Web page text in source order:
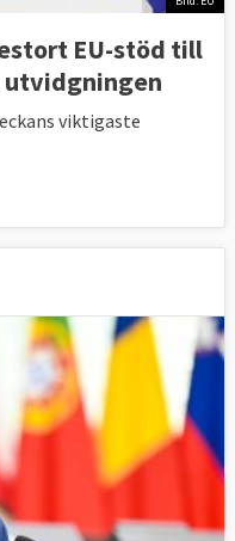
EU-stöd till
utvidgningen
viktigaste